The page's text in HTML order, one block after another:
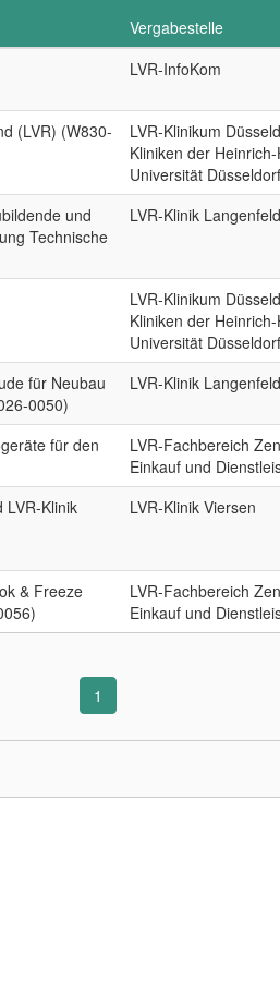
Vergabestelle
LVR-InfoKom
(LVR) (W830-
LVR-Klinikum
Kliniken der
Universität Düsseldorf
und
Technische
LVR-Klinik Langenfeld
LVR-Klinikum
Kliniken der
Universität Düsseldorf
für Neubau
0050)
LVR-Klinik Langenfeld
für den
LVR-Fachbereich
Einkauf und
LVR-Klinik
LVR-Klinik Viersen
& Freeze
LVR-Fachbereich
Einkauf und
1